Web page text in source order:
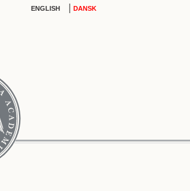
ENGLISH DANSK